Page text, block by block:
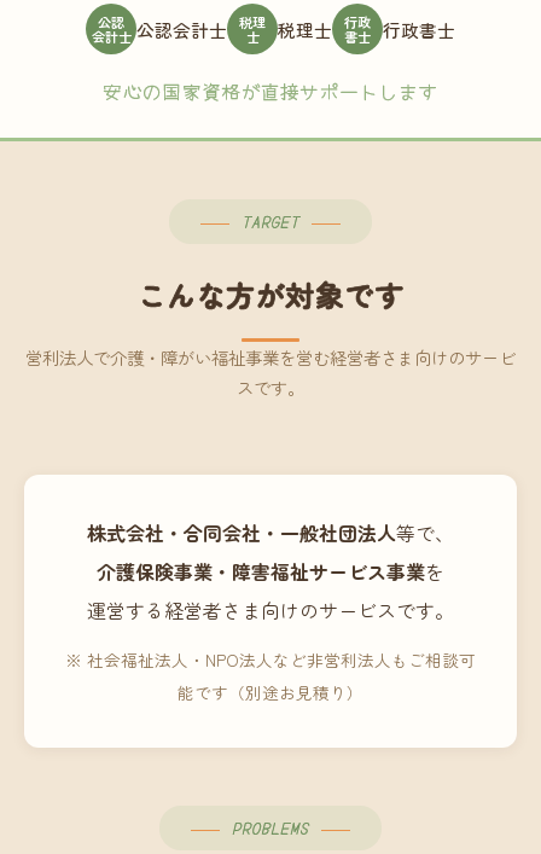
公認
会計士 公認会計士 税理
士 税理士 行政
書士 行政書士
安心の国家資格が直接サポートします
TARGET
こんな方が対象です
営利法人で介護・障がい福祉事業を営む経営者さま向けのサービ
スです。
株式会社・合同会社・一般社団法人等で、
介護保険事業・障害福祉サービス事業を
運営する経営者さま向けのサービスです。
※ 社会福祉法人・NPO法人など非営利法人もご相談可
能です（別途お見積り）
PROBLEMS